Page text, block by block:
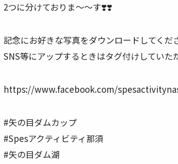
2つに分けておりま〜〜す❣️❣️
記念にお好きな写真をダウンロードしてくだ
SNS等にアップするときはタグ付けしていた
https://www.facebook.com/
#矢の目ダムカップ
#Spesアクティビティ那須
#矢の目ダム湖